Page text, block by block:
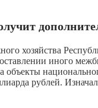
хозяйства
иного
объекты
рублей.